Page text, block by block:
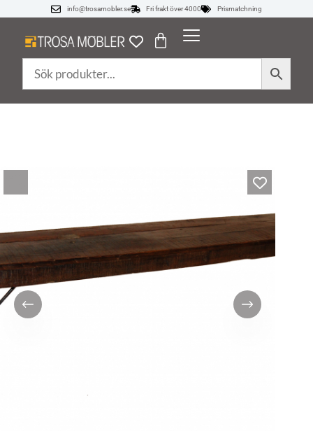
info@trosamobler.se Fri frakt över 4000 Prismatchning